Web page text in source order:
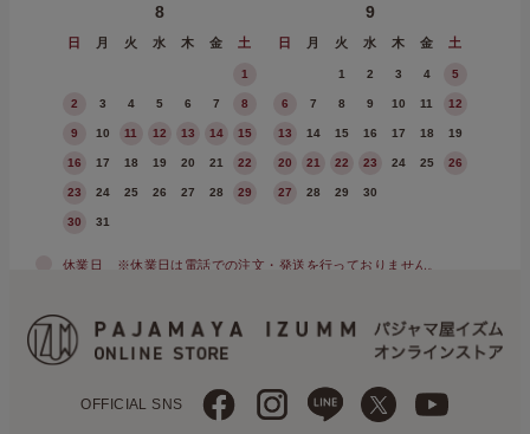
8
日 月 火 水 木 金 土
1
2 3 4 5 6 7 8
9 10 11 12 13 14 15
16 17 18 19 20 21 22
23 24 25 26 27 28 29
30 31
9
日 月 火 水 木 金 土
1 2 3 4 5
6 7 8 9 10 11 12
13 14 15 16 17 18 19
20 21 22 23 24 25 26
27 28 29 30
休業日 ※休業日は電話での注文・発送を行っておりません。
OFFICIAL SNS